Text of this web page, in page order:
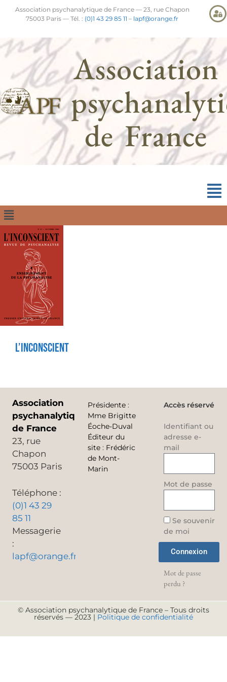
Association psychanalytique de France — 23, rue Chapon
75003 Paris — Tél. : (0)1 43 29 85 11 – lapf@orange.fr
Association
de France
L’inconscient
Association
psychanalytique
de France
23, rue
Chapon
75003 Paris
Téléphone :
(0)1 43 29
85 11
Messagerie
:
lapf@orange.fr
Présidente :
Mme Brigitte
Éoche-Duval
Éditeur du
site : Frédéric
de Mont-
Marin
Accès réservé
Identifiant ou
adresse e-
mail
Mot de passe
Se souvenir
de moi
Connexion
Mot de passe
perdu ?
© Association psychanalytique de France – Tous droits
réservés — 2023 | Politique de confidentialité